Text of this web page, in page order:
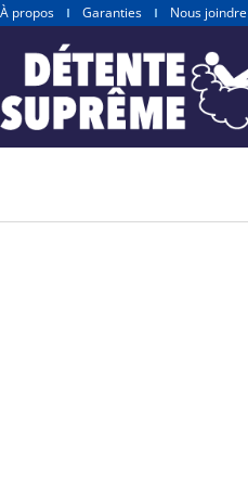
Aller
contenu
À propos Garanties Nous joindre